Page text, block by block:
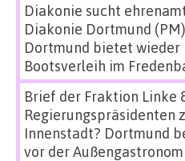
Diakonie sucht
Diakonie Dortmund (PM)
Dortmund bietet wieder
Bootsverleih im
Brief der Fraktion Linke
Regierungspräsidenten
Innenstadt? Dortmund
vor der